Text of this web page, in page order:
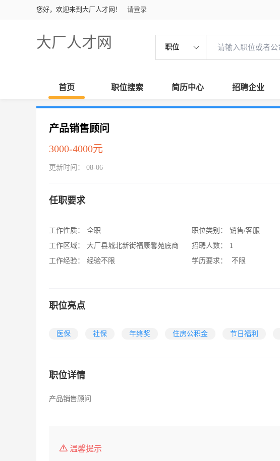
您好，欢迎来到大厂人才网！ 请登录
大厂人才网 职位
首页 职位搜索 简历中心 招聘企业
产品销售顾问
3000-4000元
更新时间： 08-06
任职要求
工作性质：
全职
工作区域：
大厂县城北新街福康馨苑底商
工作经验：
经验不限
职位类别：
销售/客服
招聘人数：
1
学历要求：
不限
职位亮点
医保 社保 年终奖 住房公积金 节日福利
职位详情
产品销售顾问
温馨提示